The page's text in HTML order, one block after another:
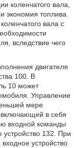
коленчатого вала,
экономия топлива.
вала с
вследствие чего
двигателя
100. В
10 может
Управление
мере
в себя
входной команды
устройство 132. При
устройство